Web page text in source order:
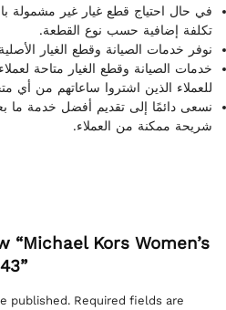
في حال احتياج قطع غيار غير مشمولة
تكلفة إضافية حسب نوع القطعة.
نوفر خدمات الصيانة وقطع الغيار
خدمات الصيانة وقطع الغيار متاحة
للعملاء الذين اشتروا ساعاتهم من أي
نسعى دائمًا إلى تقديم أفضل خدمة ما بعد
شريحة ممكنة من العملاء.
Kors Women’s
published. Required fields are